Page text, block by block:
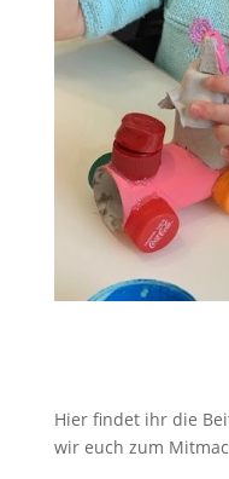
Hier findet ihr die
wir euch zum